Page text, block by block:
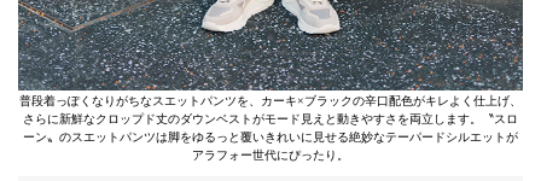
普段着っぽくなりがちなスエットパンツを、カーキ×ブラックの辛口配色がキレよく仕上げ、
さらに新鮮なクロップド丈のダウンベストがモード見えと動きやすさを両立します。〝スロ
ーン〟のスエットパンツは脚をゆるっと覆いきれいに見せる絶妙なテーパードシルエットが
アラフォー世代にぴったり。